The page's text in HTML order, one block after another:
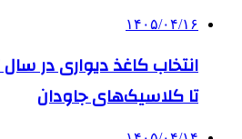
۱۴۰۵/۰۴/۱۶
تا کلاسیک‌های جاودان